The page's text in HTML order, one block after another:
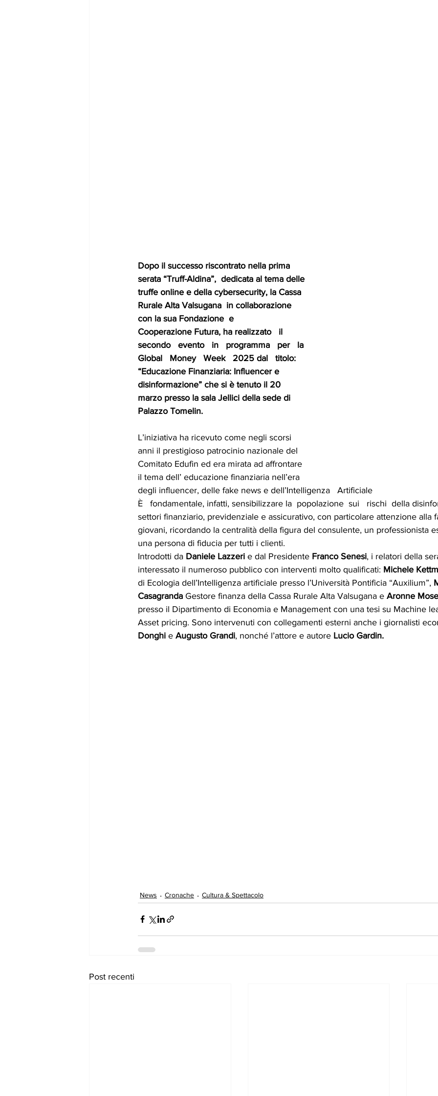
Dopo il successo riscontrato nella prima
serata “Truff-Aldina”,  dedicata al tema delle
truffe online e della cybersecurity, la Cassa
Rurale Alta Valsugana  in collaborazione
con la sua Fondazione  e
Cooperazione Futura, ha realizzato   il
secondo   evento   in   programma   per   la
Global   Money   Week   2025 dal   titolo:
“Educazione Finanziaria: Influencer e
disinformazione” che si è tenuto il 20
marzo presso la sala Jellici della sede di
Palazzo Tomelin.
L’iniziativa ha ricevuto come negli scorsi
anni il prestigioso patrocinio nazionale del
Comitato Edufin ed era mirata ad affrontare
il tema dell’ educazione finanziaria nell’era
degli influencer, delle fake news e dell’Intelligenza   Artificiale
È   fondamentale, infatti, sensibilizzare la  popolazione  sui   rischi  della
settori finanziario, previdenziale e assicurativo, con particolare attenzione alla
giovani, ricordando la centralità della figura del consulente, un professionista
una persona di fiducia per tutti i clienti.
Introdotti da Daniele Lazzeri e dal Presidente Franco Senesi, i relatori della
interessato il numeroso pubblico con interventi molto qualificati: Michele
di Ecologia dell’Intelligenza artificiale presso l’Università Pontificia “Auxilium”,
Casagranda Gestore finanza della Cassa Rurale Alta Valsugana e Aronne
presso il Dipartimento di Economia e Management con una tesi su Machine
Asset pricing. Sono intervenuti con collegamenti esterni anche i giornalisti
Donghi e Augusto Grandi, nonché l’attore e autore Lucio Gardin.
News Cronache Cultura & Spettacolo
Post recenti